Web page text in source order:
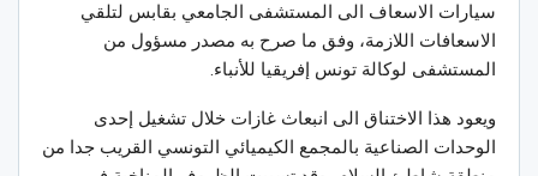
سيارات الاسعاف الى المستشفى الجامعي بقابس لتلقي
الاسعافات اللازمة، وفق ما صرح به مصدر مسؤول من
المستشفى لوكالة تونس إفريقيا للأنباء.
ويعود هذا الاختناق الى انبعاث غازات خلال تشغيل إحدى
الوحدات الصناعية بالمجمع الكيميائي التونسي القريب جدا من